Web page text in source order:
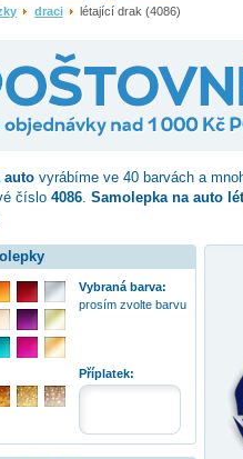
draci létající drak (4086)
vyrábíme ve 40 barvách a
číslo 4086. Samolepka na auto
Vybraná barva:
prosím zvolte barvu
Příplatek: